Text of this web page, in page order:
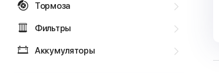
Тормоза
Фильтры
Аккумуляторы